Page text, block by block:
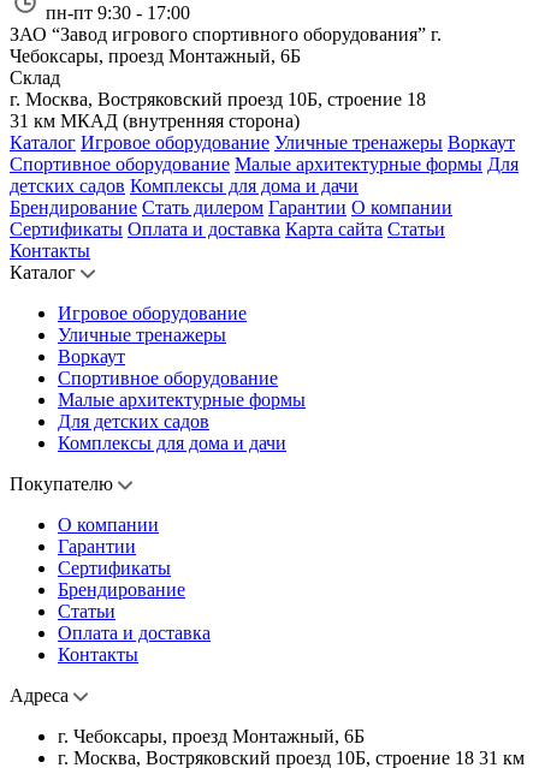
пн-пт 9:30 - 17:00
ЗАО “Завод игрового спортивного оборудования” г.
Чебоксары, проезд Монтажный, 6Б
Склад
г. Москва, Востряковский проезд 10Б, строение 18
31 км МКАД (внутренняя сторона)
Каталог Игровое оборудование Уличные тренажеры Воркаут
Спортивное оборудование Малые архитектурные формы Для
детских садов Комплексы для дома и дачи
Брендирование Стать дилером Гарантии О компании
Сертификаты Оплата и доставка Карта сайта Статьи
Контакты
Каталог
Игровое оборудование
Уличные тренажеры
Воркаут
Спортивное оборудование
Малые архитектурные формы
Для детских садов
Комплексы для дома и дачи
Покупателю
О компании
Гарантии
Сертификаты
Брендирование
Статьи
Оплата и доставка
Контакты
Адреса
г. Чебоксары, проезд Монтажный, 6Б
г. Москва, Востряковский проезд 10Б, строение 18 31 км